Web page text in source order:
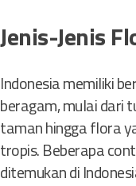
Jenis-Jenis
Indonesia memiliki
beragam, mulai dari
taman hingga flora
tropis. Beberapa
ditemukan di